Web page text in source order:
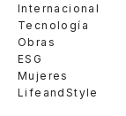
Internacional
Tecnología
Obras
ESG
Mujeres
LifeandStyle